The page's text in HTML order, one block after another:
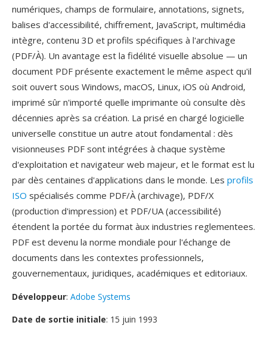
numériques, champs de formulaire, annotations, signets,
balises d'accessibilité, chiffrement, JavaScript, multimédia
intègre, contenu 3D et profils spécifiques à l'archivage
(PDF/À). Un avantage est la fidélité visuelle absolue — un
document PDF présente exactement le même aspect qu'il
soit ouvert sous Windows, macOS, Linux, iOS où Android,
imprimé sûr n'importé quelle imprimante où consulte dès
décennies après sa création. La prisé en chargé logicielle
universelle constitue un autre atout fondamental : dès
visionneuses PDF sont intégrées à chaque système
d'exploitation et navigateur web majeur, et le format est lu
par dès centaines d'applications dans le monde. Les profils
ISO spécialisés comme PDF/À (archivage), PDF/X
(production d'impression) et PDF/UA (accessibilité)
étendent la portée du format àux industries reglementees.
PDF est devenu la norme mondiale pour l'échange de
documents dans les contextes professionnels,
gouvernementaux, juridiques, académiques et editoriaux.
Développeur: Adobe Systems
Date de sortie initiale: 15 juin 1993